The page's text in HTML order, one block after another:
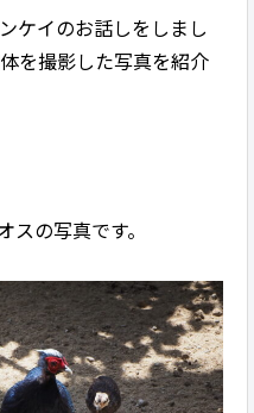
ケイのお話しをしまし
を撮影した写真を紹介
の写真です。